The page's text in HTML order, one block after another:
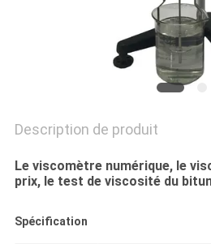
Description de produit
Le viscomètre numérique, le
prix, le test de viscosité du
Spécification